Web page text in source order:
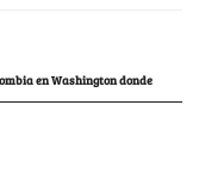
en Washington donde